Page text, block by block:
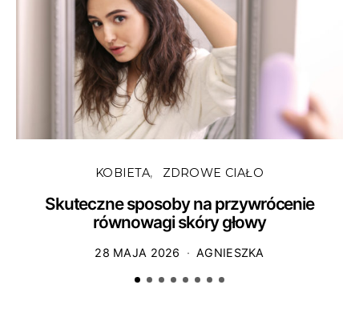
KOBIETA ZDROWE CIAŁO
Skuteczne sposoby na przywrócenie
równowagi skóry głowy
28 MAJA 2026 AGNIESZKA